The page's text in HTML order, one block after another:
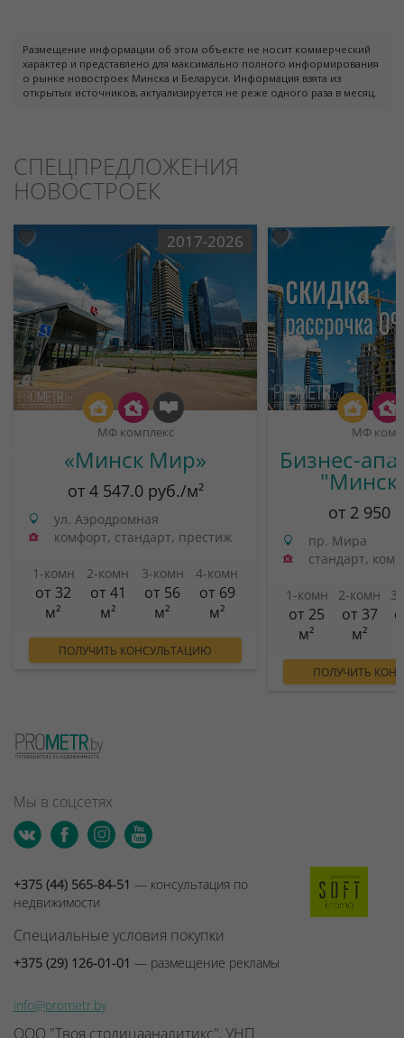
Размещение информации об этом объекте не носит коммерческий
характер и представлено для максимально полного информирования
о рынке новостроек Минска и Беларуси. Информация взята из
открытых источников, актуализируется не реже одного раза в месяц.
СПЕЦПРЕДЛОЖЕНИЯ
НОВОСТРОЕК
2017-2026
МФ комплекс
«Минск Мир»
от 4 547.0 руб./м²
ул. Аэродромная
комфорт, стандарт, престиж
1-комн
от 32
м²
2-комн
от 41
м²
3-комн
от 56
м²
4-комн
от 69
м²
ПОЛУЧИТЬ КОНСУЛЬТАЦИЮ
МФ
Бизнес-
от 2 950
пр. Мира
стандарт,
1-комн
от 25
м²
2-комн
от 37
м²
ПОЛУЧИТЬ
Мы в соцсетях
+375 (44) 565-84-51 — консультация по
недвижимости
Специальные условия покупки
+375 (29) 126-01-01 — размещение рекламы
info@prometr.by
ООО "Твоя столицааналитикс", УНП